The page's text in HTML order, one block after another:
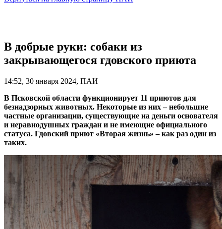
В добрые руки: собаки из
закрывающегося гдовского приюта
14:52, 30 января 2024, ПАИ
В Псковской области функционирует 11 приютов для
безнадзорных животных. Некоторые из них – небольшие
частные организации, существующие на деньги основателя
и неравнодушных граждан и не имеющие официального
статуса. Гдовский приют «Вторая жизнь» – как раз один из
таких.